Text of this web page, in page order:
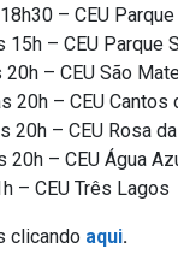
– CEU
– CEU Parque
– CEU São
20h – CEU Cantos
20h – CEU Rosa
20h – CEU Água
– CEU Três Lagos
clicando aqui.